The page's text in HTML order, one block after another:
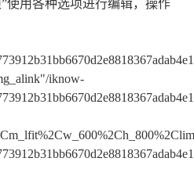
使用各种选项进行编辑，操作
iknow-